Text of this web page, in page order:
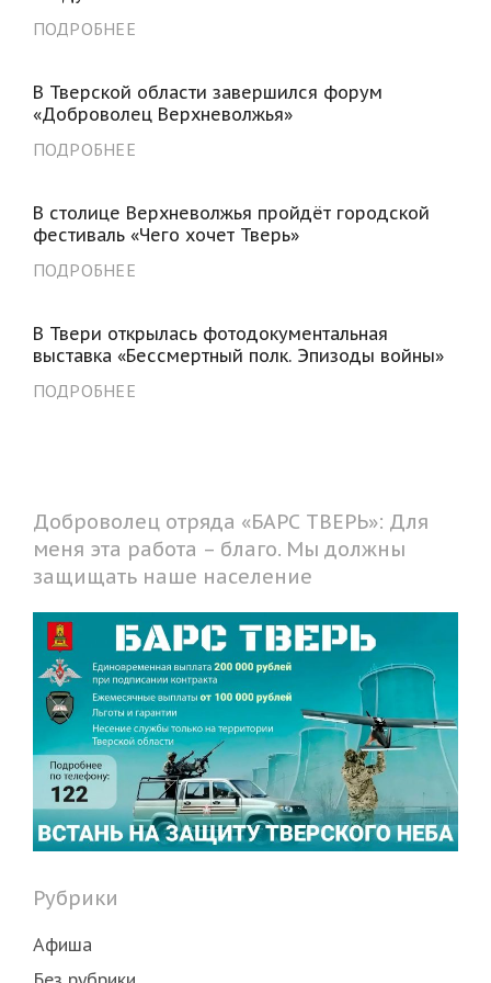
ПОДРОБНЕЕ
В Тверской области завершился форум
«Доброволец Верхневолжья»
ПОДРОБНЕЕ
В столице Верхневолжья пройдёт городской
фестиваль «Чего хочет Тверь»
ПОДРОБНЕЕ
В Твери открылась фотодокументальная
выставка «Бессмертный полк. Эпизоды войны»
ПОДРОБНЕЕ
Доброволец отряда «БАРС ТВЕРЬ»: Для
меня эта работа – благо. Мы должны
защищать наше население
Рубрики
Афиша